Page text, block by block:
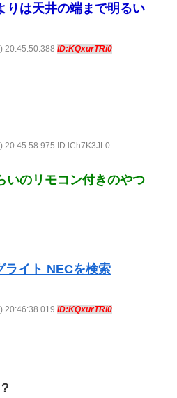
りは天井の端まで明るい
20:45:50.388 ID:KQxurTRi0
20:45:58.975 ID:lCh7K3JL0
いのリモコン付きのやつ
イト NECを検索
20:46:38.019 ID:KQxurTRi0